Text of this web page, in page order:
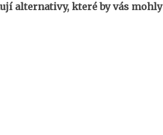
alternativy, které by vás mohly